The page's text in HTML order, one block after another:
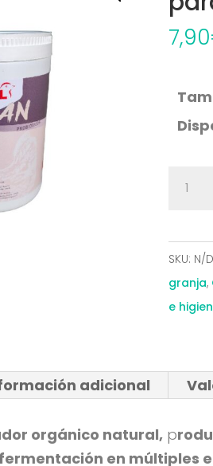
7,90
para
Aves
de
Corral
SKU: N/D
granja,
e
adicional
orgánico natural, p
en múltiples